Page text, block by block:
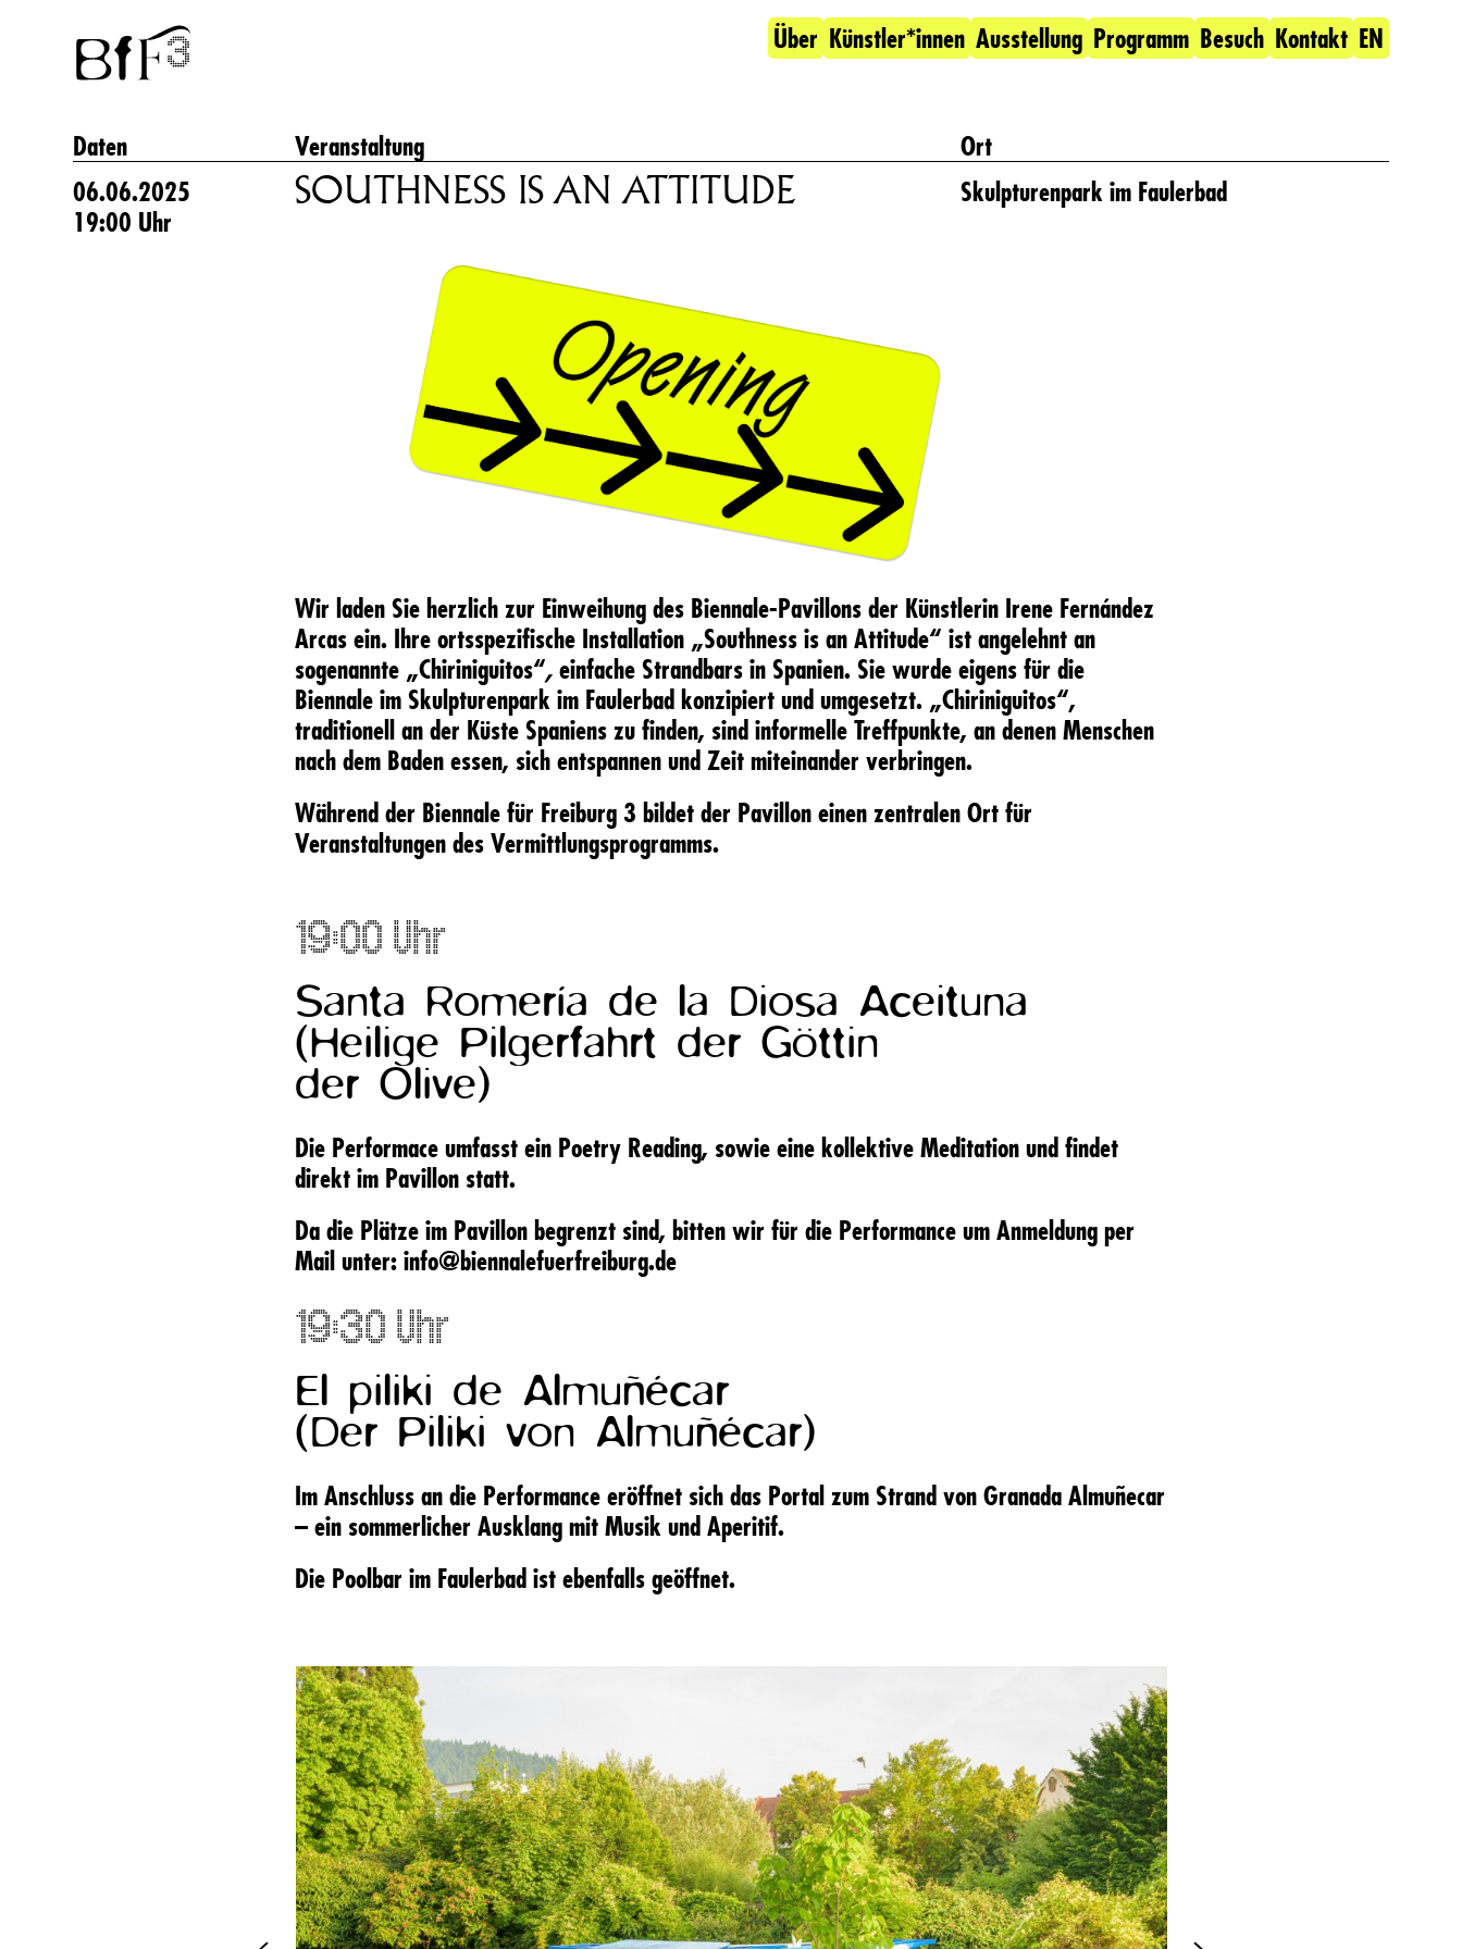
Über Künstler*innen Ausstellung Programm Besuch Kontakt EN
Daten Veranstaltung
Ort
06.06.2025
19:00 Uhr
SOUTHNESS IS AN ATTITUDE Skulpturenpark im Faulerbad
Wir laden Sie herzlich zur Einweihung des Biennale-Pavillons der Künstlerin Irene Fernández
Arcas ein. Ihre ortsspezifische Installation „Southness is an Attitude“ ist angelehnt an
sogenannte „Chiriniguitos“, einfache Strandbars in Spanien. Sie wurde eigens für die
Biennale im Skulpturenpark im Faulerbad konzipiert und umgesetzt. „Chiriniguitos“,
traditionell an der Küste Spaniens zu finden, sind informelle Treffpunkte, an denen Menschen
nach dem Baden essen, sich entspannen und Zeit miteinander verbringen.
Während der Biennale für Freiburg 3 bildet der Pavillon einen zentralen Ort für
Veranstaltungen des Vermittlungsprogramms.
19:00 Uhr
Santa Romería de la Diosa Aceituna
(Heilige Pilgerfahrt der Göttin
der Olive)
Die Performace umfasst ein Poetry Reading, sowie eine kollektive Meditation und findet
direkt im Pavillon statt.
Da die Plätze im Pavillon begrenzt sind, bitten wir für die Performance um Anmeldung per
Mail unter:info@biennalefuerfreiburg.de
19:30 Uhr
El piliki de Almuñécar
(Der Piliki von Almuñécar)
Im Anschluss an die Performance eröffnet sich das Portal zum Strand von Granada Almuñecar
– ein sommerlicher Ausklang mit Musik und Aperitif.
Die Poolbar im Faulerbad ist ebenfalls geöffnet.